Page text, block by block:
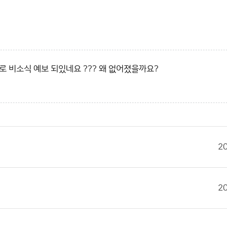
비소식 예보 되있네요 ??? 왜 없어졌을까요?